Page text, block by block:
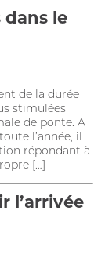
le
de la durée
stimulées
de ponte. A
l’année, il
répondant à
[…]
l’arrivée